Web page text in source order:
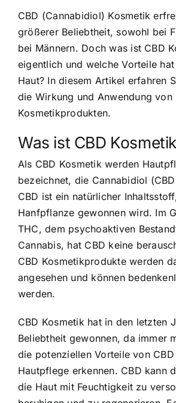
CBD (Cannabidiol) Kosmetik
größerer Beliebtheit, sowohl bei
bei Männern. Doch was ist CBD
eigentlich und welche Vorteile
Haut? In diesem Artikel erfahren
die Wirkung und Anwendung von
Kosmetikprodukten.
Was ist CBD
Als CBD Kosmetik werden
bezeichnet, die Cannabidiol
CBD ist ein natürlicher
Hanfpflanze gewonnen wird. Im
THC, dem psychoaktiven
Cannabis, hat CBD keine
CBD Kosmetikprodukte werden
angesehen und können
werden.
CBD Kosmetik hat in den letzten
Beliebtheit gewonnen, da immer
die potenziellen Vorteile von
Hautpflege erkennen. CBD kann
die Haut mit Feuchtigkeit zu